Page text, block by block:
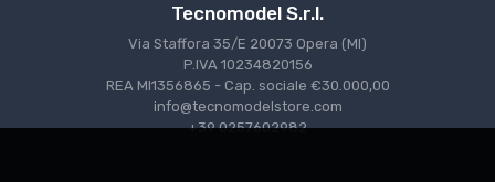
Tecnomodel S.r.l.
Via Staffora 35/E 20073 Opera (MI)
P.IVA 10234820156
REA MI1356865 - Cap. sociale €30.000,00
info@tecnomodelstore.com
+39 0257602982